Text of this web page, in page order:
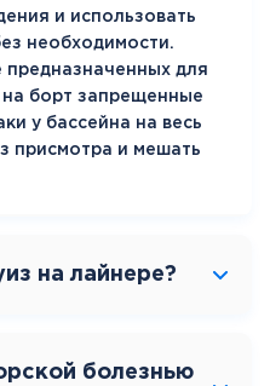
и использовать
необходимости.
предназначенных для
на борт запрещенные
у бассейна на весь
присмотра и мешать
на лайнере?
болезнью